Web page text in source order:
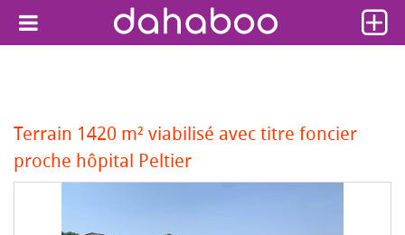
Terrain 1420 m² viabilisé avec titre foncier
proche hôpital Peltier